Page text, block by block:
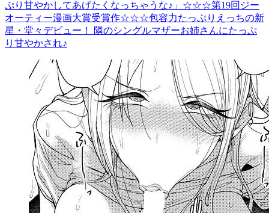
ぷり甘やかしてあげたくなっちゃうな♪」☆☆☆第19回ジー
オーティー漫画大賞受賞作☆☆☆包容力たっぷりえっちの新
星・堂々デビュー！ 隣のシングルマザーお姉さんにたっぷ
り甘やかされ♪